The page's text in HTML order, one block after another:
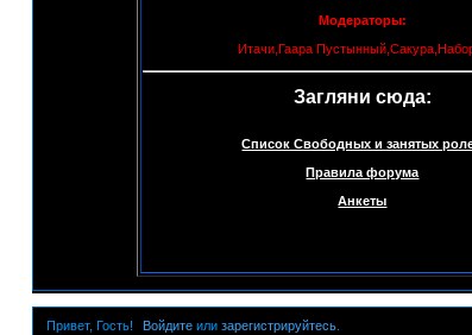
Модераторы:
Итачи,Гаара
Загляни сюда:
Список Свободных и занятых
Правила форума
Анкеты
Привет, Гость! Войдите илизарегистрируйтесь